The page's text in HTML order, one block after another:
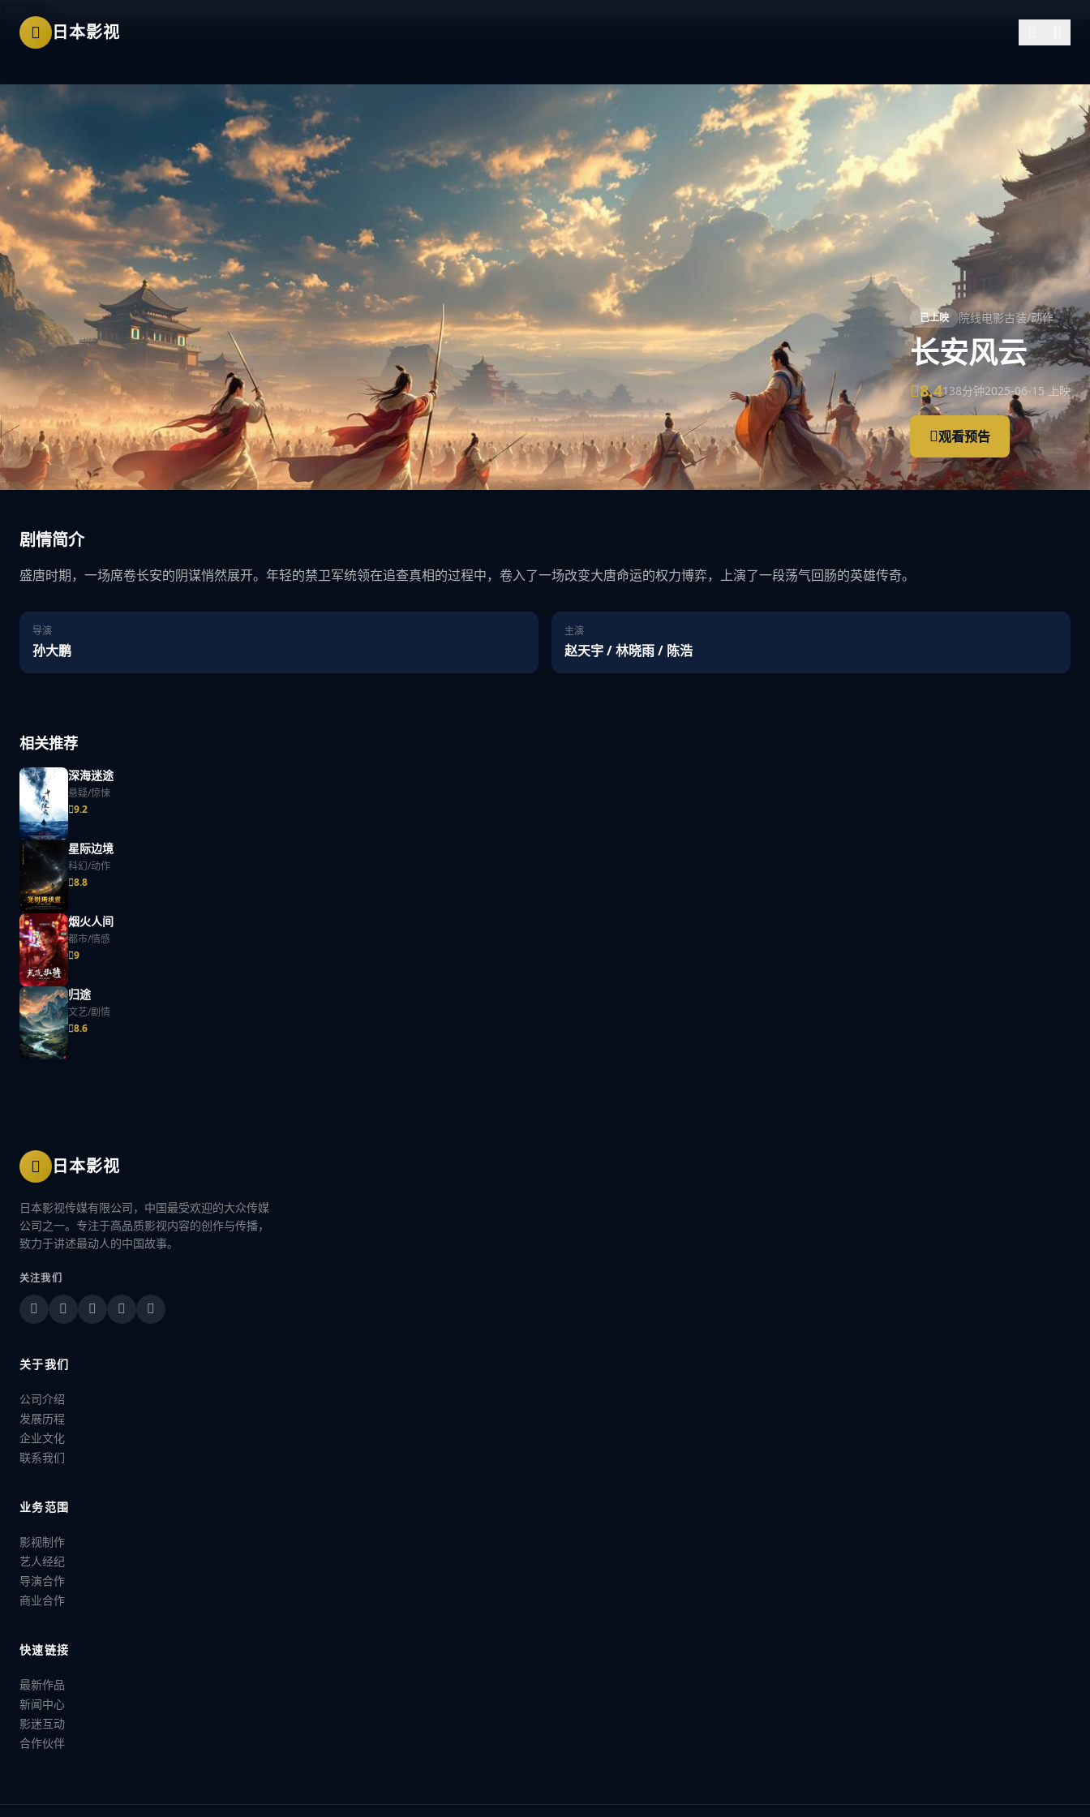
日本影视
已上映 院线电影古装/动作
长安风云
8.4138分钟2025-06-15 上映
观看预告
剧情简介
盛唐时期，一场席卷长安的阴谋悄然展开。年轻的禁卫军统领在追查真相的过程中，卷入了一场改变大唐命运的权力博弈，上演了一段荡气回肠的英雄传奇。
导演
孙大鹏
主演
赵天宇 / 林晓雨 / 陈浩
相关推荐
深海迷途
悬疑/惊悚
9.2
星际边境
科幻/动作
8.8
烟火人间
都市/情感
9
归途
文艺/剧情
8.6
日本影视
日本影视传媒有限公司，中国最受欢迎的大众传媒
公司之一。专注于高品质影视内容的创作与传播，
致力于讲述最动人的中国故事。
关注我们
关于我们
公司介绍
发展历程
企业文化
联系我们
业务范围
影视制作
艺人经纪
导演合作
商业合作
快速链接
最新作品
新闻中心
影迷互动
合作伙伴